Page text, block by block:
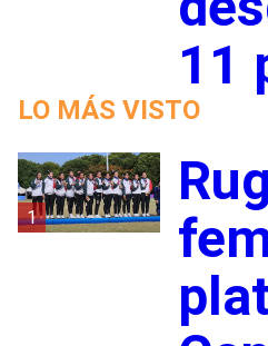
11
LO MÁS VISTO
1